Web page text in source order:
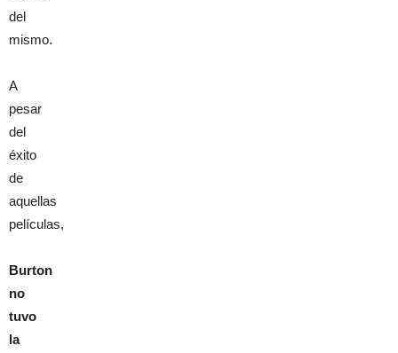
del
mismo.
A
pesar
del
éxito
de
aquellas
películas,
Burton
no
tuvo
la